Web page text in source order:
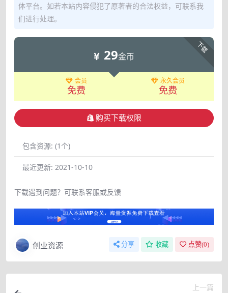
体平台。如若本站内容侵犯了原著者的合法权益，可联系我
们进行处理。
下载
29金币
会员
免费
永久会员
免费
购买下载权限
包含资源: (1个)
最近更新: 2021-10-10
下载遇到问题？可联系客服或反馈
创业资源 分享 收藏 点赞(0)
上一篇